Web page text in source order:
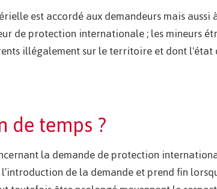
est accordé aux demandeurs mais aussi
de protection internationale ; les mineurs
illégalement sur le territoire et dont
de temps ?
la demande de protection
de la demande et prend fin